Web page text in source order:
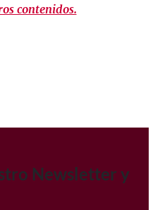
contenidos.
Newsletter y